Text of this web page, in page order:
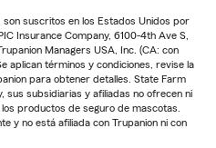
suscritos en los Estados Unidos por
Insurance Company, 6100-4th Ave S,
Managers USA, Inc. (CA: con
aplican términos y condiciones, revise la
para obtener detalles. State Farm
sus subsidiarias y afiliadas no ofrecen ni
productos de seguro de mascotas.
y no está afiliada con Trupanion ni con